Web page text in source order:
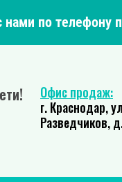
по телефону
Офис продаж:
г. Краснодар,
Разведчиков,